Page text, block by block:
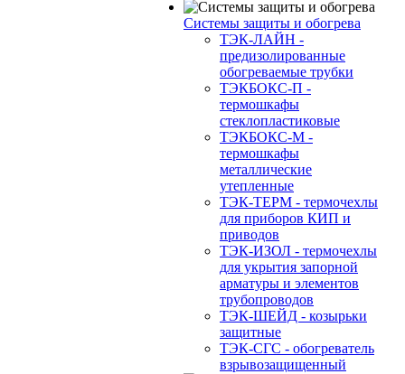
Системы защиты и обогрева
ТЭК-ЛАЙН -
предизолированные
обогреваемые трубки
ТЭКБОКС-П -
термошкафы
стеклопластиковые
ТЭКБОКС-М -
термошкафы
металлические
утепленные
ТЭК-ТЕРМ - термочехлы
для приборов КИП и
приводов
ТЭК-ИЗОЛ - термочехлы
для укрытия запорной
арматуры и элементов
трубопроводов
ТЭК-ШЕЙД - козырьки
защитные
ТЭК-СГС - обогреватель
взрывозащищенный